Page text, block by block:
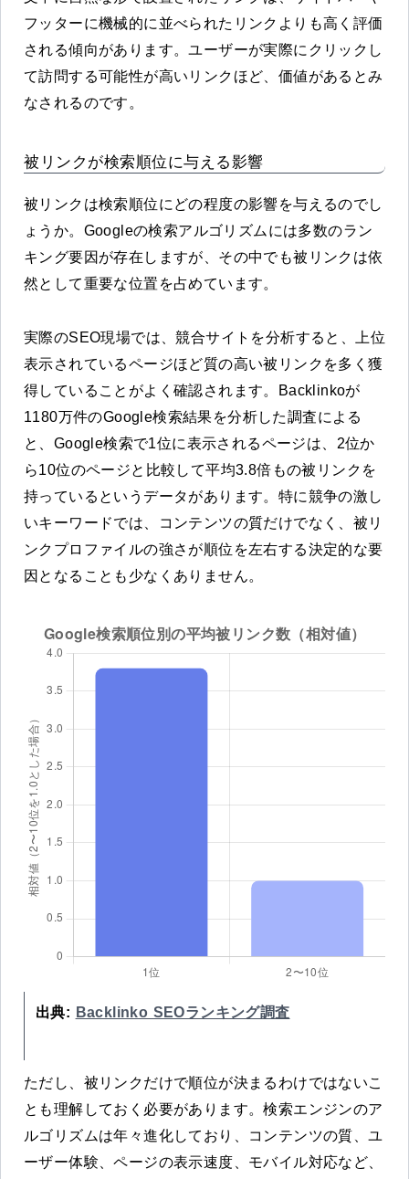
フッターに機械的に並べられたリンクよりも高く評価
される傾向があります。ユーザーが実際にクリックし
て訪問する可能性が高いリンクほど、価値があるとみ
なされるのです。
被リンクが検索順位に与える影響
被リンクは検索順位にどの程度の影響を与えるのでし
ょうか。Googleの検索アルゴリズムには多数のラン
キング要因が存在しますが、その中でも被リンクは依
然として重要な位置を占めています。
実際のSEO現場では、競合サイトを分析すると、上位
表示されているページほど質の高い被リンクを多く獲
得していることがよく確認されます。Backlinkoが
1180万件のGoogle検索結果を分析した調査による
と、Google検索で1位に表示されるページは、2位か
ら10位のページと比較して平均3.8倍もの被リンクを
持っているというデータがあります。特に競争の激し
いキーワードでは、コンテンツの質だけでなく、被リ
ンクプロファイルの強さが順位を左右する決定的な要
因となることも少なくありません。
出典: Backlinko SEOランキング調査
ただし、被リンクだけで順位が決まるわけではないこ
とも理解しておく必要があります。検索エンジンのア
ルゴリズムは年々進化しており、コンテンツの質、ユ
ーザー体験、ページの表示速度、モバイル対応など、